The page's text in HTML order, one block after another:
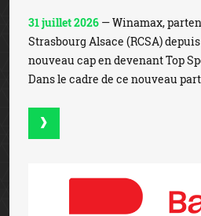
31 juillet 2026 — Winamax,
Strasbourg Alsace (RCSA)
nouveau cap en devenant Top
Dans le cadre de ce nouveau